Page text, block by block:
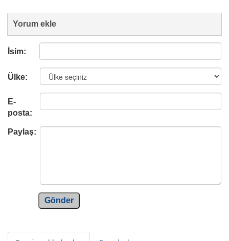
Yorum ekle
İsim:
Ülke:
E-
posta:
Paylaş:
Gönder